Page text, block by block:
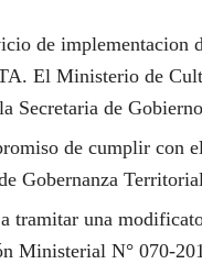
de
El Ministerio de
Secretaria de
de cumplir con
Gobernanza
tramitar una
Ministerial N° 070-